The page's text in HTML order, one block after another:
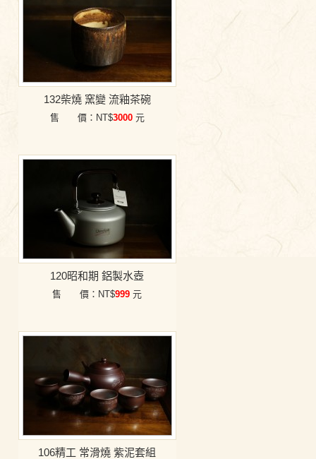
132柴燒 窯變 流釉茶碗
售 價：NT$3000 元
120昭和期 鋁製水壺
售 價：NT$999 元
106精工 常滑燒 紫泥套組